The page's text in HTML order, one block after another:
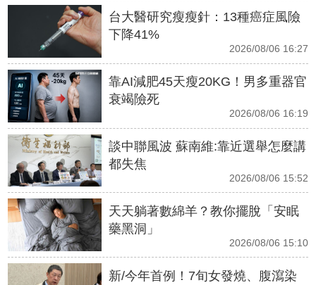
台大醫研究瘦瘦針：13種癌症風險
下降41%
2026/08/06 16:27
靠AI減肥45天瘦20KG！男多重器官
衰竭險死
2026/08/06 16:19
談中聯風波 蘇南維:靠近選舉怎麼講
都失焦
2026/08/06 15:52
天天躺著數綿羊？教你擺脫「安眠
藥黑洞」
2026/08/06 15:10
新/今年首例！7旬女發燒、腹瀉染